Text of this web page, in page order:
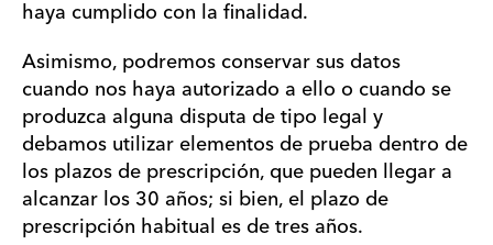
haya cumplido con la finalidad.
Asimismo, podremos conservar sus datos
cuando nos haya autorizado a ello o cuando se
produzca alguna disputa de tipo legal y
debamos utilizar elementos de prueba dentro de
los plazos de prescripción, que pueden llegar a
alcanzar los 30 años; si bien, el plazo de
prescripción habitual es de tres años.